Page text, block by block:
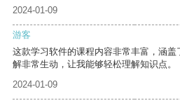
2024-01-09
游客
这款学习软件的课程内容非常丰富，涵
解非常生动，让我能够轻松理解知识点。
2024-01-09